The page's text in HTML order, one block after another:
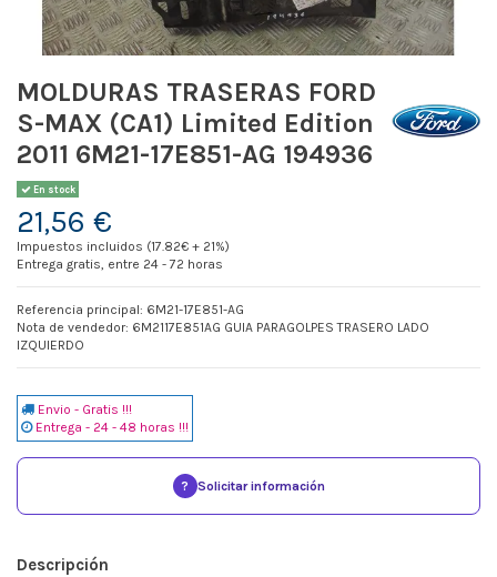
MOLDURAS TRASERAS FORD
S-MAX (CA1) Limited Edition
2011 6M21-17E851-AG 194936
En stock
21,56 €
Impuestos incluidos (17.82€ + 21%)
Entrega gratis, entre 24 - 72 horas
Referencia principal: 6M21-17E851-AG
Nota de vendedor: 6M2117E851AG GUIA PARAGOLPES TRASERO LADO
IZQUIERDO
Envio - Gratis !!!
Entrega - 24 - 48 horas !!!
? Solicitar información
Descripción